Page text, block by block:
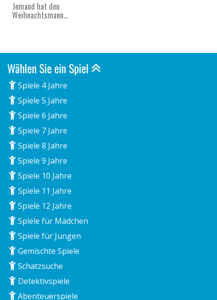
Jemand hat den
Weihnachtsmann...
Wählen Sie ein Spiel
Spiele 4 Jahre
Spiele 5 Jahre
Spiele 6 Jahre
Spiele 7 Jahre
Spiele 8 Jahre
Spiele 9 Jahre
Spiele 10 Jahre
Spiele 11 Jahre
Spiele 12 Jahre
Spiele für Mädchen
Spiele für Jungen
Gemischte Spiele
Schatzsuche
Detektivspiele
Abenteuerspiele